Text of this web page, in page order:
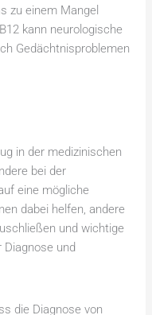
zu einem Mangel
kann neurologische
Gedächtnisproblemen
in der medizinischen
bei der
eine mögliche
dabei helfen, andere
und wichtige
Diagnose und
die Diagnose von